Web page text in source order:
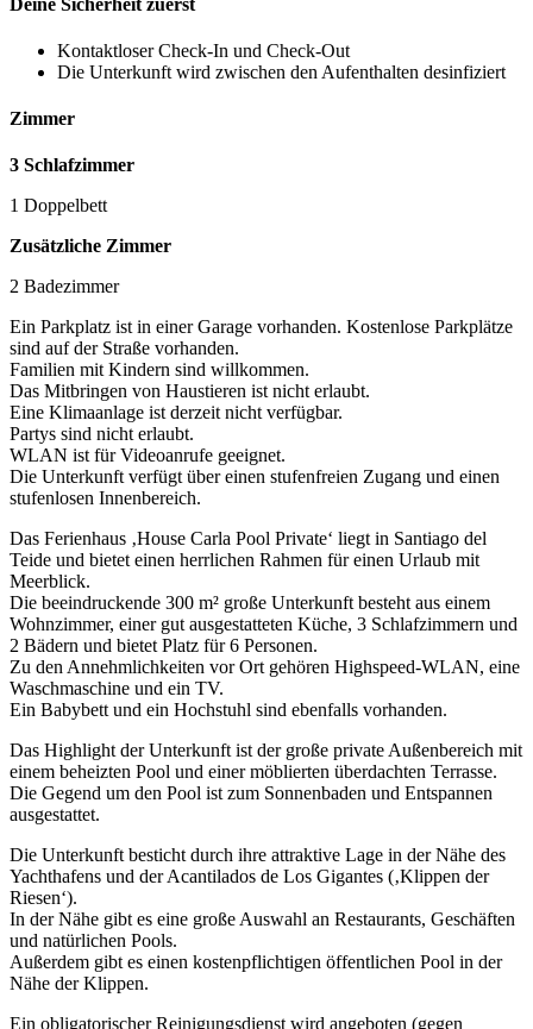
Kontaktloser Check-In und Check-Out
Die Unterkunft wird zwischen den Aufenthalten desinfiziert
Zimmer
3 Schlafzimmer
1 Doppelbett
Zusätzliche Zimmer
2 Badezimmer
Ein Parkplatz ist in einer Garage vorhanden. Kostenlose Parkplätze
sind auf der Straße vorhanden.
Familien mit Kindern sind willkommen.
Das Mitbringen von Haustieren ist nicht erlaubt.
Eine Klimaanlage ist derzeit nicht verfügbar.
Partys sind nicht erlaubt.
WLAN ist für Videoanrufe geeignet.
Die Unterkunft verfügt über einen stufenfreien Zugang und einen
stufenlosen Innenbereich.
Das Ferienhaus ‚House Carla Pool Private‘ liegt in Santiago del
Teide und bietet einen herrlichen Rahmen für einen Urlaub mit
Meerblick.
Die beeindruckende 300 m² große Unterkunft besteht aus einem
Wohnzimmer, einer gut ausgestatteten Küche, 3 Schlafzimmern und
2 Bädern und bietet Platz für 6 Personen.
Zu den Annehmlichkeiten vor Ort gehören Highspeed-WLAN, eine
Waschmaschine und ein TV.
Ein Babybett und ein Hochstuhl sind ebenfalls vorhanden.
Das Highlight der Unterkunft ist der große private Außenbereich mit
einem beheizten Pool und einer möblierten überdachten Terrasse.
Die Gegend um den Pool ist zum Sonnenbaden und Entspannen
ausgestattet.
Die Unterkunft besticht durch ihre attraktive Lage in der Nähe des
Yachthafens und der Acantilados de Los Gigantes (‚Klippen der
Riesen‘).
In der Nähe gibt es eine große Auswahl an Restaurants, Geschäften
und natürlichen Pools.
Außerdem gibt es einen kostenpflichtigen öffentlichen Pool in der
Nähe der Klippen.
Ein obligatorischer Reinigungsdienst wird angeboten (gegen